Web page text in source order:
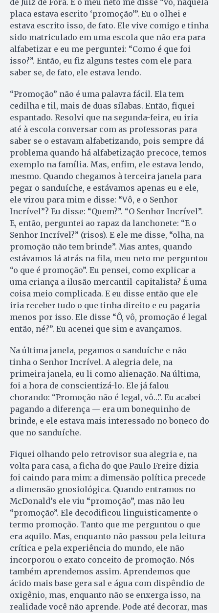
de Juiz de Fora. E o meu neto me disse “vô, naquela
placa estava escrito ‘promoção’”. Eu o olhei e
estava escrito isso, de fato. Ele vive comigo e tinha
sido matriculado em uma escola que não era para
alfabetizar e eu me perguntei: “Co­mo é que foi
isso?”. Então, eu fiz alguns testes com ele para
saber se, de fato, ele estava lendo.
“Promoção” não é uma palavra fácil. Ela tem
cedilha e til, mais de duas sílabas. Então, fiquei
espantado. Resolvi que na segunda-feira, eu iria
até à escola conversar com as professoras para
saber se o estavam alfabetizando, pois sempre dá
problema quando há alfabetização precoce, temos
exemplo na família. Mas, enfim, ele estava lendo,
mesmo. Quando chegamos à terceira janela para
pegar o sanduíche, e estávamos apenas eu e ele,
ele virou para mim e disse: “Vô, e o Senhor
Incrível”? Eu disse: “Quem?”. “O Senhor Incrível”.
E, então, perguntei ao rapaz da lanchonete: “E o
Senhor Incrível?” (risos). E ele me disse, “olha, na
promoção não tem brinde”. Mas antes, quando
estávamos lá atrás na fila, meu neto me perguntou
“o que é promoção”. Eu pensei, como explicar a
uma criança a ilusão mercantil-capitalista? É uma
coisa meio complicada. E eu disse então que ele
iria receber tudo o que tinha direito e eu pagaria
menos por isso. Ele disse “Ô, vô, promoção é legal
então, né?”. Eu acenei que sim e avançamos.
Na última janela, pegamos o sanduíche e não
tinha o Senhor Incrível. A alegria dele, na
primeira janela, eu li como alienação. Na última,
foi a hora de conscientizá-lo. Ele já falou
chorando: “Promoção não é legal, vô…”. Eu acabei
pagando a diferença — era um bonequinho de
brinde, e ele estava mais interessado no boneco do
que no sanduíche.
Fiquei olhando pelo retrovisor sua alegria e, na
volta para casa, a ficha do que Paulo Freire dizia
foi caindo para mim: a dimensão política precede
a dimensão gnosiológica. Quando entramos no
McDonald’s ele viu “promoção”, mas não leu
“promoção”. Ele decodificou linguisticamente o
termo promoção. Tanto que me perguntou o que
era aquilo. Mas, enquanto não passou pela leitura
crítica e pela experiência do mundo, ele não
incorporou o exato conceito de promoção. Nós
também aprendemos assim. Apren­demos que
ácido mais base gera sal e água com dispêndio de
oxigênio, mas, enquanto não se enxerga isso, na
realidade você não aprende. Pode até decorar, mas